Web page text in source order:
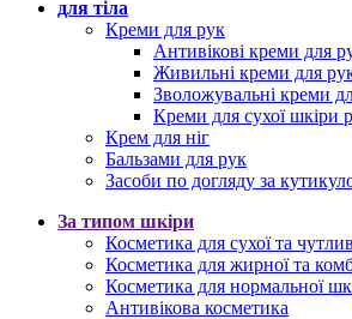
для тіла
Креми для рук
Антивікові креми для
Живильні креми для
Зволожувальні креми
Креми для сухої шкіри
Крем для ніг
Бальзами для рук
Засоби по догляду за
За типом шкіри
Косметика для сухої та
Косметика для жирної та
Косметика для нормальної
Антивікова косметика